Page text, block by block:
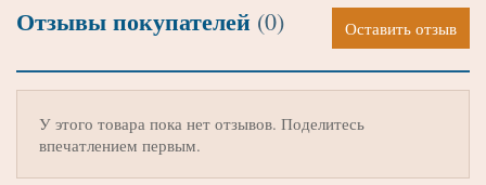
Отзывы покупателей (0) Оставить отзыв
У этого товара пока нет отзывов. Поделитесь
впечатлением первым.